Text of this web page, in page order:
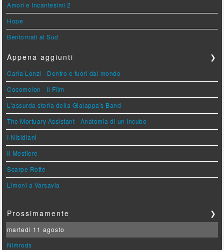
Amori e Incantesimi 2
Hope
Bentornati al Sud
Appena aggiunti ❯
Carla Lonzi - Dentro e fuori dal mondo
Cocomelon - Il Film
L'assurda storia della Gialappa's Band
The Mortuary Assistant - Anatomia di un Incubo
I Nisidiani
Il Mestiere
Scarpe Rotte
Limoni a Varsavia
Prossimamente ❯
martedì 11 agosto
Nimrods